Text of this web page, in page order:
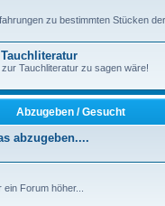
zu bestimmten Stücken
Tauchliteratur zu sagen wäre!
Abzugeben / Gesucht
abzugeben....
Forum höher...